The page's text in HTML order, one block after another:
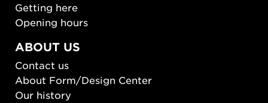
Getting here
Opening hours
ABOUT US
Contact us
About Form/Design Center
Our history